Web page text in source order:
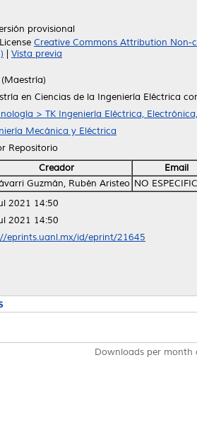
provisional
Creative Commons Attribution Non-
Vista previa
(Maestría)
en Ciencias de la Ingeniería Eléctrica
> TK Ingeniería Eléctrica,
Mecánica y Eléctrica
Repositorio
Creador Email
Guzmán, Rubén Aristeo NO
2021 14:50
2021 14:50
eprints.uanl.mx/id/eprint/21645
Downloads per month